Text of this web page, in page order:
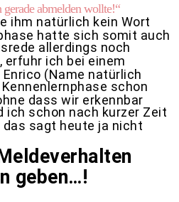
abmelden wollte!“
ihm natürlich kein Wort
hatte sich somit auch
allerdings noch
ich bei einem
(Name natürlich
schon
dass wir erkennbar
ich schon nach kurzer Zeit
sagt heute ja nicht
geben…!